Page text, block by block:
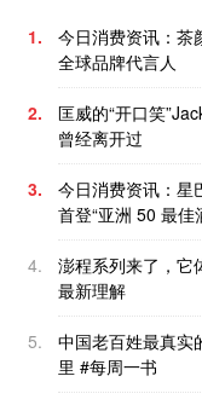
1.
今日消费资讯：茶
全球品牌代言人
2.
匡威的“开口笑
曾经离开过
3.
今日消费资讯：星
首登“亚洲 50 最佳
4.
澎程系列来了，它
最新理解
5.
中国老百姓最真实
里 #每周一书